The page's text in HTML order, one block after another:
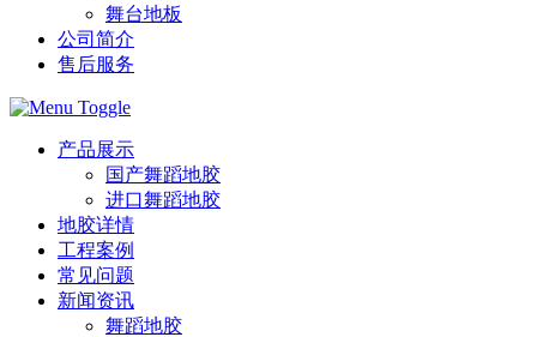
舞台地板
公司简介
售后服务
产品展示
国产舞蹈地胶
进口舞蹈地胶
地胶详情
工程案例
常见问题
新闻资讯
舞蹈地胶